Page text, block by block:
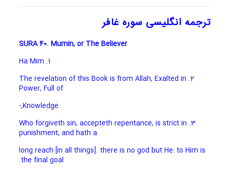
ترجمه انگلیسی سوره غافر
SURA 40. Mumin, or The Believer
1. Ha Mim
2. The revelation of this Book is from Allah, Exalted in
Power, Full of
Knowledge,-
3. Who forgiveth sin, accepteth repentance, is strict in
punishment, and hath a
long reach [in all things]. there is no god but He: to Him is
the final goal.